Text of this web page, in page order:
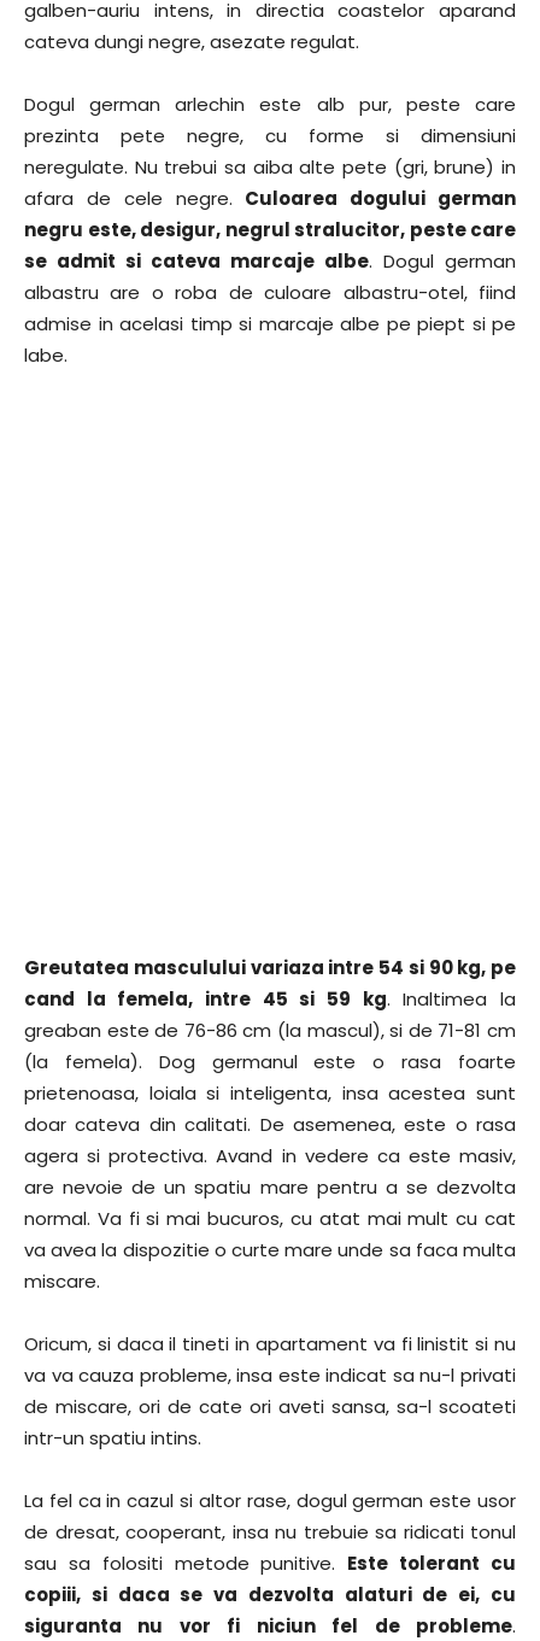
galben-auriu intens, in directia coastelor aparand
cateva dungi negre, asezate regulat.
Dogul german arlechin este alb pur, peste care
prezinta pete negre, cu forme si dimensiuni
neregulate. Nu trebui sa aiba alte pete (gri, brune) in
afara de cele negre. Culoarea dogului german
negru este, desigur, negrul stralucitor, peste care
se admit si cateva marcaje albe. Dogul german
albastru are o roba de culoare albastru-otel, fiind
admise in acelasi timp si marcaje albe pe piept si pe
labe.
Greutatea masculului variaza intre 54 si 90 kg, pe
cand la femela, intre 45 si 59 kg. Inaltimea la
greaban este de 76-86 cm (la mascul), si de 71-81 cm
(la femela). Dog germanul este o rasa foarte
prietenoasa, loiala si inteligenta, insa acestea sunt
doar cateva din calitati. De asemenea, este o rasa
agera si protectiva. Avand in vedere ca este masiv,
are nevoie de un spatiu mare pentru a se dezvolta
normal. Va fi si mai bucuros, cu atat mai mult cu cat
va avea la dispozitie o curte mare unde sa faca multa
miscare.
Oricum, si daca il tineti in apartament va fi linistit si nu
va va cauza probleme, insa este indicat sa nu-l privati
de miscare, ori de cate ori aveti sansa, sa-l scoateti
intr-un spatiu intins.
La fel ca in cazul si altor rase, dogul german este usor
de dresat, cooperant, insa nu trebuie sa ridicati tonul
sau sa folositi metode punitive. Este tolerant cu
copiii, si daca se va dezvolta alaturi de ei, cu
siguranta nu vor fi niciun fel de probleme.